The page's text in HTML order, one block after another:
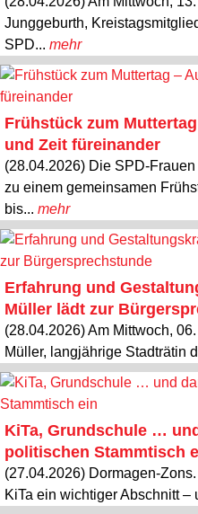
Junggeburth,
SPD... mehr
Frühstück zum
und Zeit füreinander
(28.04.2026) Die SPD-
zu einem gemeinsamen
bis... mehr
Erfahrung und
Müller lädt zur
(28.04.2026) Am Mittwoch,
Müller, langjährige Stadträtin
KiTa, Grundschule …
politischen Stammtisch
(27.04.2026) Dormagen-
KiTa ein wichtiger Abschnitt –